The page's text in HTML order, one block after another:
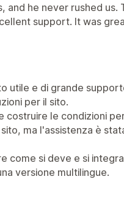
and he never rushed us.
support. It was
utile e di grande
per il sito.
costruire le condizioni
ma l'assistenza è
come si deve e si
versione multilingue.